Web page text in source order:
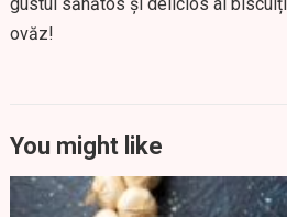
ovăz!
You might like